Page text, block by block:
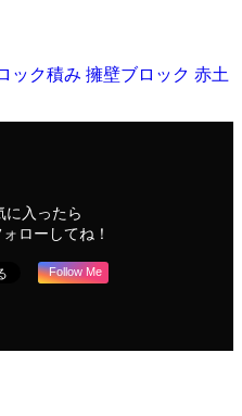
ック積み 擁壁ブロック 赤土
に入ったら
ローしてね！
Follow Me